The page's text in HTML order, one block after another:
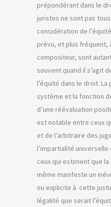
prépondérant dans le
juristes ne sont pas
considération de
prévu, et plus fréquent,
compositeur, sont
souvent quand il s’agit
l’équité dans le droit. La
système et la fonction
d’une réévaluation
est notable entre ceux
et de l’arbitraire des
l’impartialité
ceux qui estiment que
même manifeste un
ou explicite à cette
légalité que serait